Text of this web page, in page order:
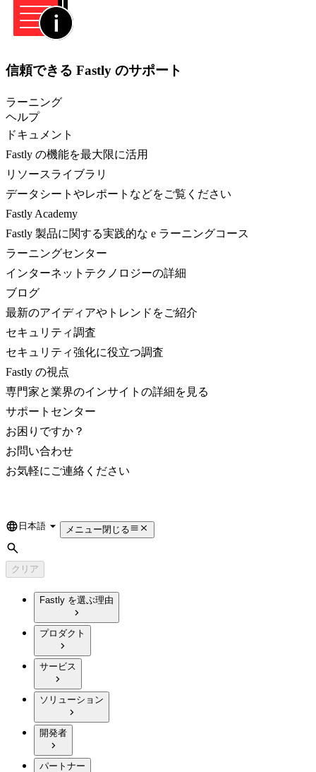
信頼できる Fastly のサポート
ラーニング
ヘルプ
ドキュメント
Fastly の機能を最大限に活用
リソースライブラリ
データシートやレポートなどをご覧ください
Fastly Academy
Fastly 製品に関する実践的な e ラーニングコース
ラーニングセンター
インターネットテクノロジーの詳細
ブログ
最新のアイディアやトレンドをご紹介
セキュリティ調査
セキュリティ強化に役立つ調査
Fastly の視点
専門家と業界のインサイトの詳細を見る
サポートセンター
お困りですか？
お問い合わせ
お気軽にご連絡ください
Language
日本語 メニュー閉じる
検索
クリア
Fastly を選ぶ理由
プロダクト
サービス
ソリューション
開発者
パートナー